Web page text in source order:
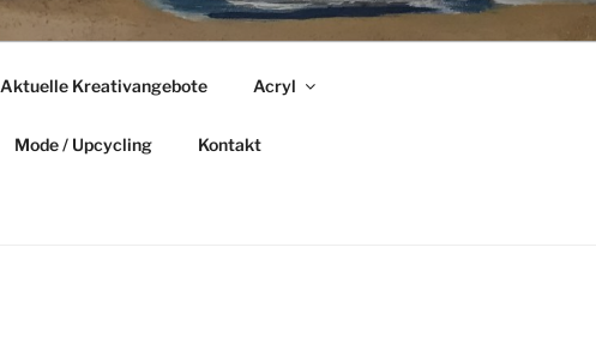
Aktuelle Kreativangebote Acryl
Mode / Upcycling Kontakt